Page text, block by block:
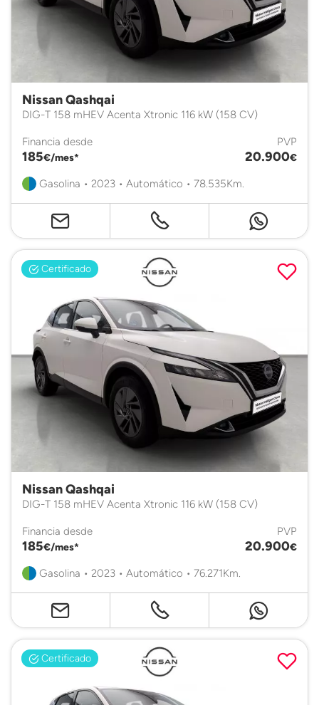
Nissan Qashqai
DIG-T 158 mHEV Acenta Xtronic 116 kW (158 CV)
Financia desde
185€/mes*
PVP
20.900€
Gasolina • 2023 • Automático • 78.535Km.
Certificado
Nissan Qashqai
DIG-T 158 mHEV Acenta Xtronic 116 kW (158 CV)
Financia desde
185€/mes*
PVP
20.900€
Gasolina • 2023 • Automático • 76.271Km.
Certificado